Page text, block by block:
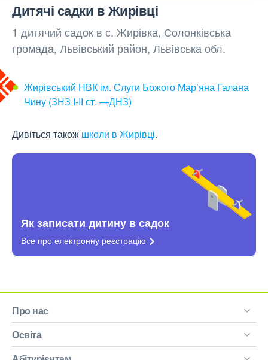
Дитячі садки в Жирівці
1 дитячий садок в с. Жирівка, Солонківська
громада, Львівський район, Львівська обл.
Жирівський НВК ім. Слуги Божого Марʼяна Галана
Чину (ЗНЗ І-ІІ ст. —ДНЗ)
Дивіться також школи в Жирівці.
Як записати дитину в садок
Все про електронну реєстрацію
Про нас
Освіта